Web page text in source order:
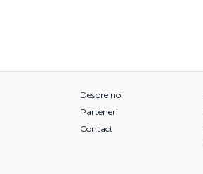
Despre noi
Parteneri
Contact